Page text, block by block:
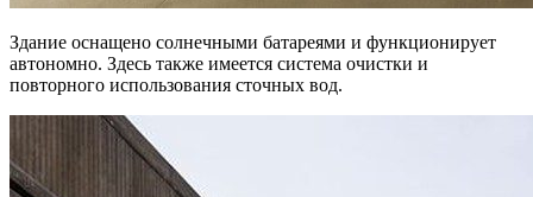
Здание оснащено солнечными батареями и функционирует
автономно. Здесь также имеется система очистки и
повторного использования сточных вод.